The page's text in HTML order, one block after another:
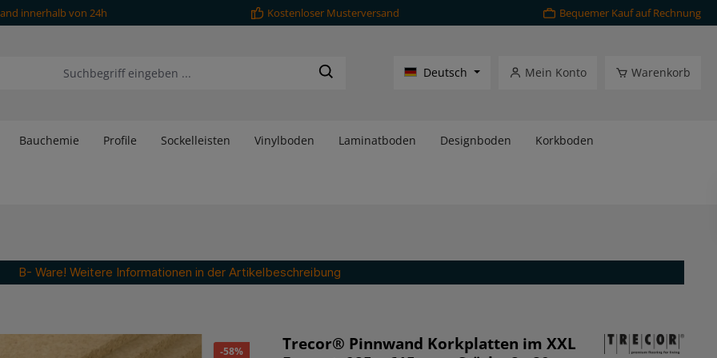
innerhalb von 24h Kostenloser Musterversand Bequemer Kauf auf Rechnung
Deutsch Mein Konto Warenkorb
Bauchemie Profile Sockelleisten Vinylboden Laminatboden Designboden Korkboden
B- Ware! Weitere Informationen in der Artikelbeschreibung
-58%
Trecor® Pinnwand Korkplatten im XXL